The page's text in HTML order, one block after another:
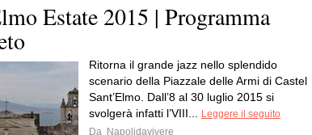
Estate 2015 | Programma
Ritorna il grande jazz nello splendido
scenario della Piazzale delle Armi di Castel
Sant’Elmo. Dall’8 al 30 luglio 2015 si
svolgerà infatti l’VIII...
Leggere il seguito
Da Napolidavivere